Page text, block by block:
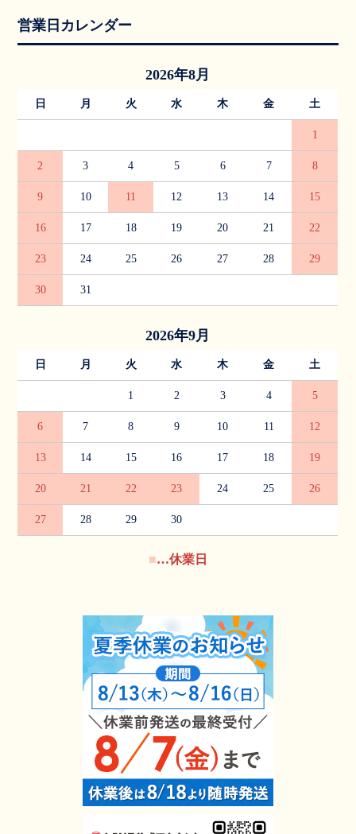
営業日カレンダー
2026年8月
日 月 火 水 木 金 土
1
2 3 4 5 6 7 8
9 10 11 12 13 14 15
16 17 18 19 20 21 22
23 24 25 26 27 28 29
30 31
2026年9月
日 月 火 水 木 金 土
1 2 3 4 5
6 7 8 9 10 11 12
13 14 15 16 17 18 19
20 21 22 23 24 25 26
27 28 29 30
■…休業日